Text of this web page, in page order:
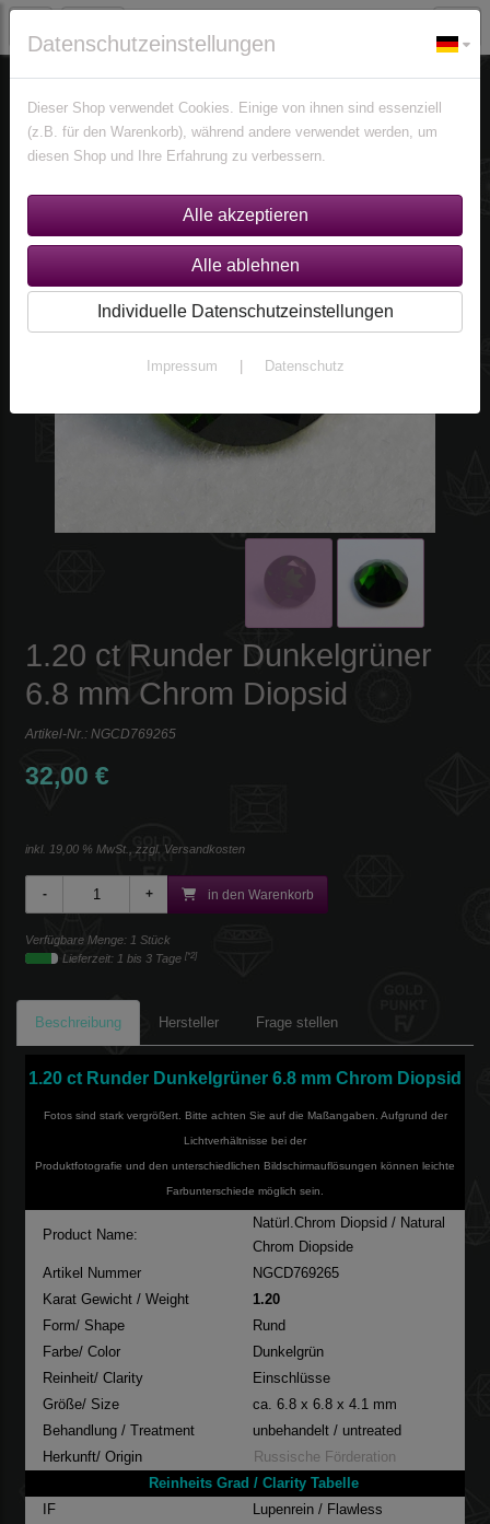
Edelsteine Diopside
1.20 ct Runder Dunkelgrüner
6.8 mm Chrom Diopsid
Artikel-Nr.: NGCD769265
32,00 €
inkl. 19,00 % MwSt., zzgl. Versandkosten
in den Warenkorb
Verfügbare Menge: 1 Stück
Lieferzeit: 1 bis 3 Tage [*2]
Beschreibung Hersteller Frage stellen
1.20 ct Runder Dunkelgrüner 6.8 mm Chrom Diopsid
Fotos sind stark vergrößert. Bitte achten Sie auf die Maßangaben. Aufgrund der
Lichtverhältnisse bei der
Produktfotografie und den unterschiedlichen Bildschirmauflösungen können leichte
Farbunterschiede möglich sein.
Product Name:
Natürl.Chrom Diopsid / Natural
Chrom Diopside
Artikel Nummer
NGCD769265
Karat Gewicht / Weight
1.20
Form/ Shape
Rund
Farbe/ Color
Dunkelgrün
Reinheit/ Clarity
Einschlüsse
Größe/ Size
ca. 6.8 x 6.8 x 4.1 mm
Behandlung / Treatment
unbehandelt / untreated
Herkunft/ Origin
Russische Förderation
Reinheits Grad / Clarity Tabelle
IF
Lupenrein / Flawless
Datenschutzeinstellungen
Dieser Shop verwendet Cookies. Einige von ihnen sind essenziell
(z.B. für den Warenkorb), während andere verwendet werden, um
diesen Shop und Ihre Erfahrung zu verbessern.
Individuelle Datenschutzeinstellungen
Impressum Datenschutz